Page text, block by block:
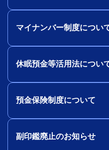
マイナンバー制度につい
休眠預金等活用法につい
預金保険制度について
副印鑑廃止のお知らせ